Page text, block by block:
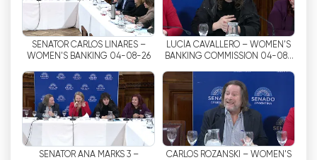
Senado TV is een televisie- en
internettelevisiekanaal dat inhoud van hoge
kwaliteit biedt die interessant is voor het
publiek. Dit platform stelt gebruikers in staat
om de parlementaire activiteiten live en gratis
te volgen, wat bijdraagt aan een grotere
transparantie in de besluitvorming. Als je gratis
internettelevisie wilt kijken, is Senado TV de
SENATOR CARLOS LINARES –
WOMEN'S BANKING 04-08-26
LUCÍA CAVALLERO – WOMEN'S
BANKING COMMISSION 04-08-
SENATOR ANA MARKS 3 –
CARLOS ROZANSKI – WOMEN'S